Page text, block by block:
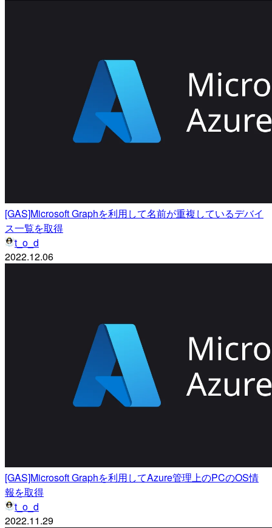
[GAS]Microsoft Graphを利用して名前が重複しているデバイ
ス一覧を取得
t_o_d
2022.12.06
[GAS]Microsoft Graphを利用してAzure管理上のPCのOS情
報を取得
t_o_d
2022.11.29